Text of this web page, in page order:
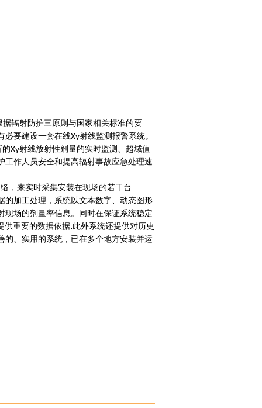
辐射防护三原则与国家相关标准的要
必要建设一套在线xγ射线监测报警系统。
的xγ射线放射性剂量的实时监测、超域值
工作人员安全和提高辐射事故应急处理速
，来实时采集安装在现场的若干台
的加工处理，系统以文本数字、动态图形
现场的剂量率信息。同时在保证系统稳定
供重要的数据依据.此外系统还提供对历史
的、实用的系统，已在多个地方安装并运